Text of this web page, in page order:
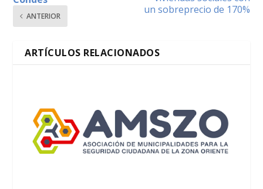
ANTERIOR
un sobreprecio de 170%
ARTÍCULOS RELACIONADOS